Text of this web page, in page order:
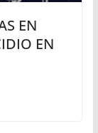
EN
EN